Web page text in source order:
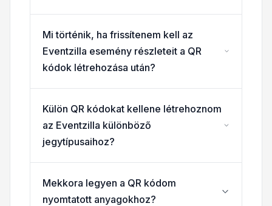
Mi történik, ha frissítenem kell az
Eventzilla esemény részleteit a QR
kódok létrehozása után?
Külön QR kódokat kellene létrehoznom
az Eventzilla különböző
jegytípusaihoz?
Mekkora legyen a QR kódom
nyomtatott anyagokhoz?